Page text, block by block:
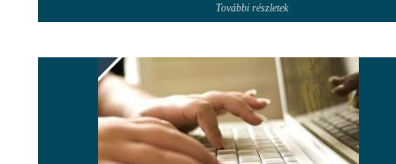
További részletek